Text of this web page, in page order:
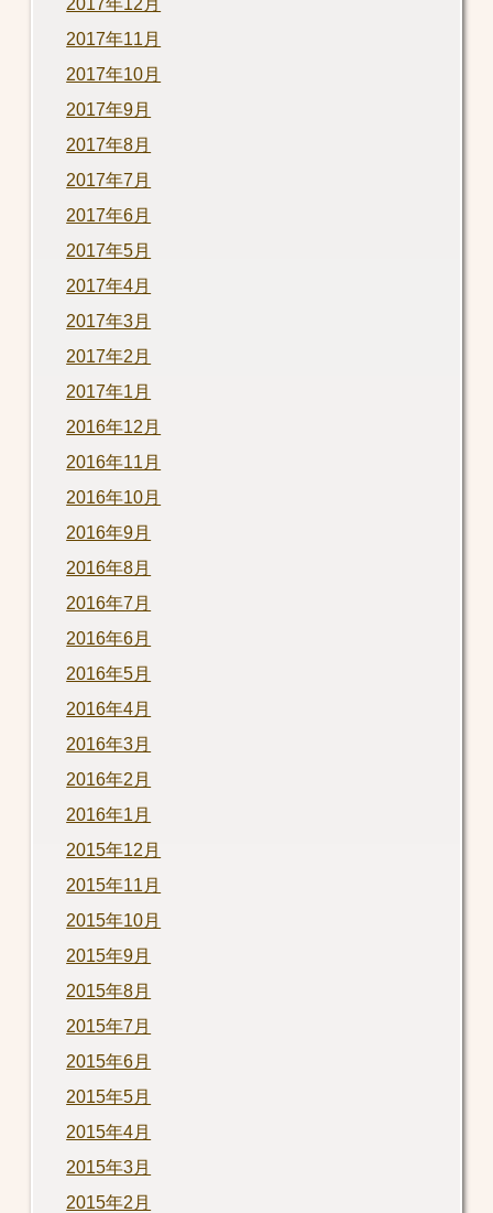
2017年11月
2017年10月
2017年9月
2017年8月
2017年7月
2017年6月
2017年5月
2017年4月
2017年3月
2017年2月
2017年1月
2016年12月
2016年11月
2016年10月
2016年9月
2016年8月
2016年7月
2016年6月
2016年5月
2016年4月
2016年3月
2016年2月
2016年1月
2015年12月
2015年11月
2015年10月
2015年9月
2015年8月
2015年7月
2015年6月
2015年5月
2015年4月
2015年3月
2015年2月